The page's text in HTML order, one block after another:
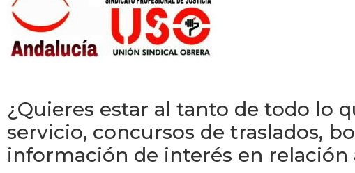
¿Quieres estar al tanto de todo lo
servicio, concursos de traslados,
información de interés en relación